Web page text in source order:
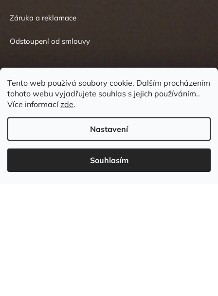
Tento web používá soubory cookie. Dalším procházením
tohoto webu vyjadřujete souhlas s jejich používáním..
Více informacízde.
Nastavení
Souhlasím
Záruka a reklamace
Odstoupení od smlouvy
Kontakt